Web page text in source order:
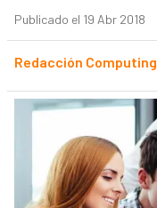
Publicado el 19 Abr 2018
Redacción Computing